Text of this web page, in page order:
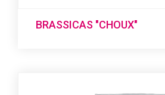
BRASSICAS "CHOUX"